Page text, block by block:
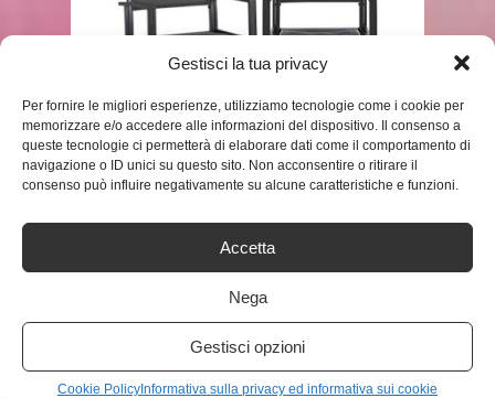
Gestisci la tua privacy
Per fornire le migliori esperienze, utilizziamo tecnologie come i cookie per
memorizzare e/o accedere alle informazioni del dispositivo. Il consenso a
queste tecnologie ci permetterà di elaborare dati come il comportamento di
navigazione o ID unici su questo sito. Non acconsentire o ritirare il
consenso può influire negativamente su alcune caratteristiche e funzioni.
Accetta
Nega
Gestisci opzioni
Cookie Policy Informativa sulla privacy ed informativa sui cookie
SHOP
BLUMFELDT TORREMOLINOS
PEZZI, ...